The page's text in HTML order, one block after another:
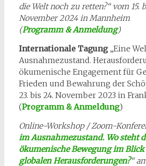
die Welt noch zu retten?“ vom 15.
November 2024 in Mannheim
(Programm & Anmeldung)
Internationale Tagung„Eine
Ausnahmezustand.
ökumenische Engagement für
Frieden und Bewahrung der
23. bis 24. November 2023 in
(Programm & Anmeldung)
Online-Workshop / Zoom-
im Ausnahmezustand. Wo steht
ökumenische Bewegung im Blick
globalen Herausforderungen?“